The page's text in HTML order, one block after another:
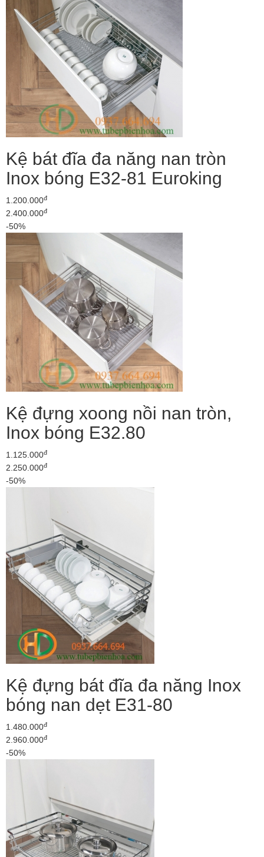
Kệ bát đĩa đa năng nan tròn
Inox bóng E32-81 Euroking
1.200.000đ
2.400.000đ
-50%
Kệ đựng xoong nồi nan tròn,
Inox bóng E32.80
1.125.000đ
2.250.000đ
-50%
Kệ đựng bát đĩa đa năng Inox
bóng nan dẹt E31-80
1.480.000đ
2.960.000đ
-50%